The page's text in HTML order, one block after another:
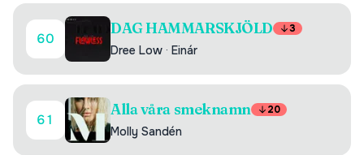
60
DAG HAMMARSKJÖLD 3
Dree Low · Einár
61
Alla våra smeknamn 20
Molly Sandén